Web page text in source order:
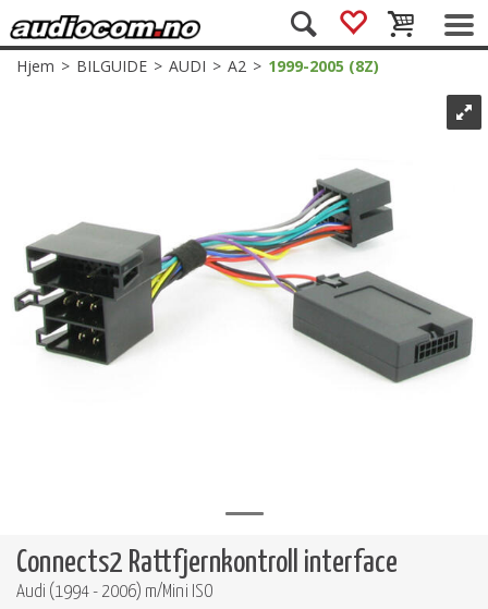
Hjem>BILGUIDE>AUDI>A2>1999-2005 (8Z)
Connects2 Rattfjernkontroll interface
Audi (1994 - 2006) m/Mini ISO